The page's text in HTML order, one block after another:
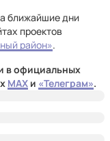
ближайшие дни
проектов
район».
в официальных
MAX и «Телеграм».